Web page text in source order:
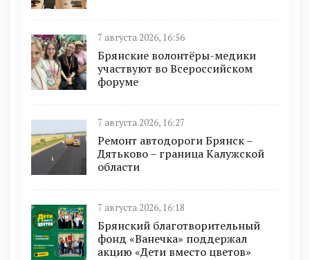
7 августа 2026, 16:56
Брянские волонтёры-медики
участвуют во Всероссийском
форуме
7 августа 2026, 16:27
Ремонт автодороги Брянск –
Дятьково – граница Калужской
области
7 августа 2026, 16:18
Брянский благотворительный
фонд «Ванечка» поддержал
акцию «Дети вместо цветов»